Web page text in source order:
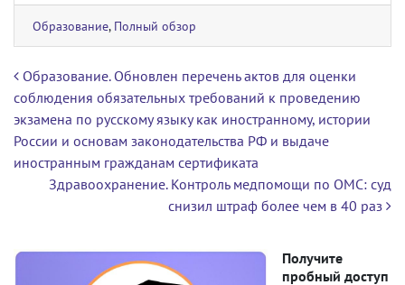
Образование, Полный обзор
Навигация по записям
Образование. Обновлен перечень актов для оценки
соблюдения обязательных требований к проведению
экзамена по русскому языку как иностранному, истории
России и основам законодательства РФ и выдаче
иностранным гражданам сертификата
Здравоохранение. Контроль медпомощи по ОМС: суд
снизил штраф более чем в 40 раз
Получите
пробный доступ